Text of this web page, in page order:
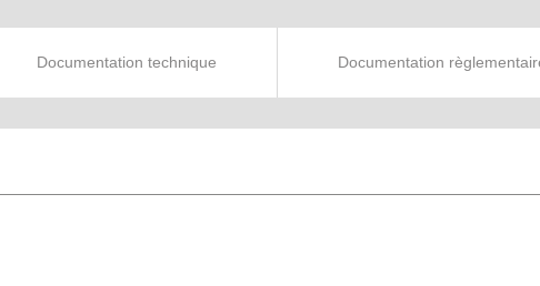
Documentation technique Documentation